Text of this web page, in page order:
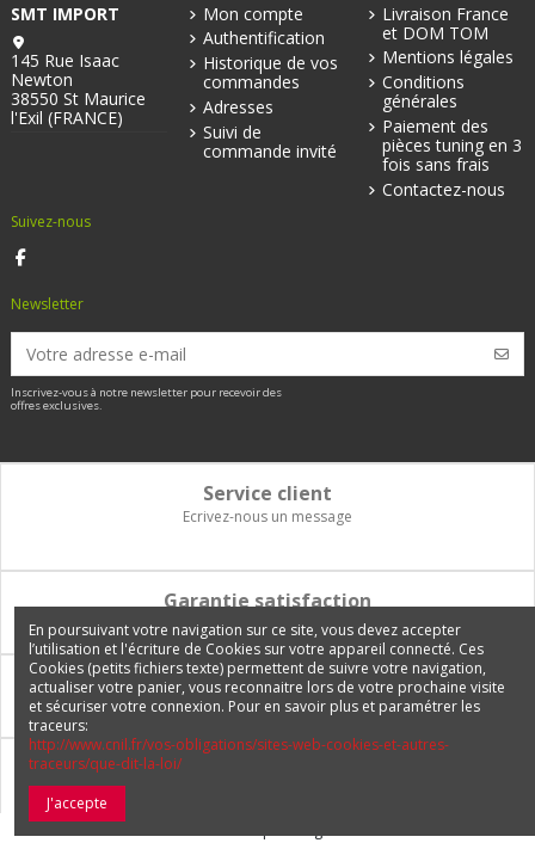
SMT IMPORT
145 Rue Isaac
Newton
38550 St Maurice
l'Exil (FRANCE)
Mon compte
Authentification
Historique de vos
commandes
Adresses
Suivi de
commande invité
Livraison France
et DOM TOM
Mentions légales
Conditions
générales
Paiement des
pièces tuning en 3
fois sans frais
Contactez-nous
Suivez-nous
Newsletter
Inscrivez-vous à notre newsletter pour recevoir des
offres exclusives.
Service client
Ecrivez-nous un message
Garantie satisfaction
Vous disposez de 14 jours pour changer d'avis et être remboursé
Paiement 100% sécurisé
Carte bancaire, PayPal, 3 fois sans frais, virement bancaire
Livraison Internationale
Expédition en France, en Europe et vers tous les DOM-TOM
En poursuivant votre navigation sur ce site, vous devez accepter
l’utilisation et l'écriture de Cookies sur votre appareil connecté. Ces
Cookies (petits fichiers texte) permettent de suivre votre navigation,
actualiser votre panier, vous reconnaitre lors de votre prochaine visite
et sécuriser votre connexion. Pour en savoir plus et paramétrer les
traceurs:
http://www.cnil.fr/vos-obligations/sites-web-cookies-et-autres-
traceurs/que-dit-la-loi/
J'accepte